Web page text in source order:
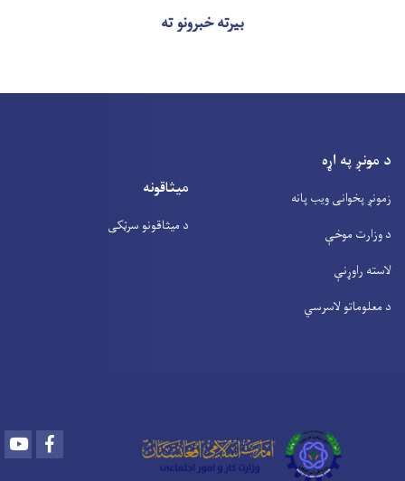
بیرته خبرونو ته
د مونږ په اړه
زمونږ پخوانی ویب پانه
د وزارت موخې
لاسته راوړنې
د معلوماتو لاسرسي
میثاقونه
د میثاقونو سرټکی
Youtube